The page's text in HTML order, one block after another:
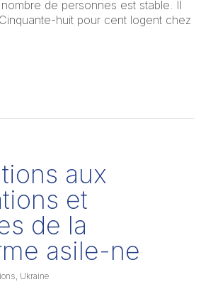
de personnes est stable. Il
huit pour cent logent chez
aux
et
de la
asile-ne
, Ukraine